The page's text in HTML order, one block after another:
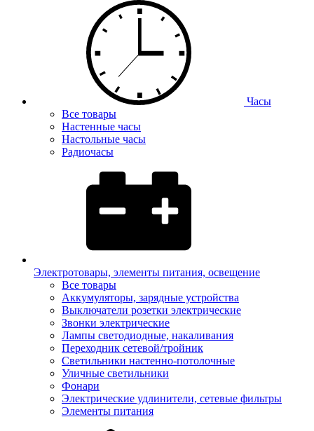
Часы
Все товары
Настенные часы
Настольные часы
Радиочасы
Электротовары, элементы питания, освещение
Все товары
Аккумуляторы, зарядные устройства
Выключатели розетки электрические
Звонки электрические
Лампы светодиодные, накаливания
Переходник сетевой/тройник
Светильники настенно-потолочные
Уличные светильники
Фонари
Электрические удлинители, сетевые фильтры
Элементы питания